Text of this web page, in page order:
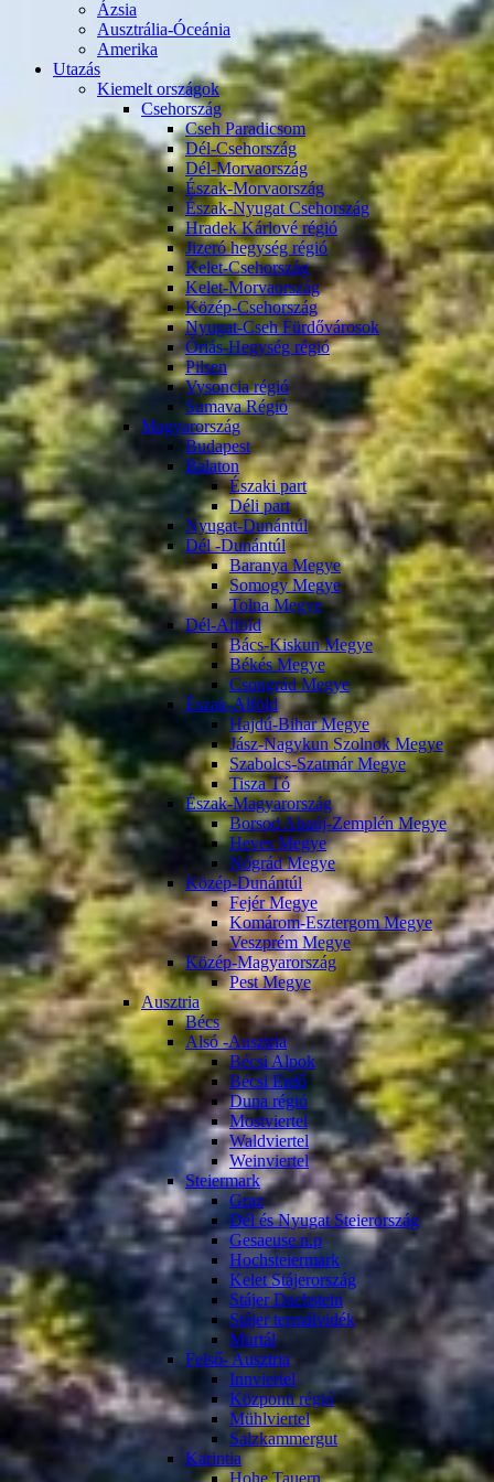
Ázsia
Ausztrália-Óceánia
Amerika
Utazás
Kiemelt országok
Csehország
Cseh Paradicsom
Dél-Csehország
Dél-Morvaország
Észak-Morvaország
Észak-Nyugat Csehország
Hradek Kárlové régió
Jizeró hegység régió
Kelet-Csehország
Kelet-Morvaország
Közép-Csehország
Nyugat-Cseh Fürdővárosok
Óriás-Hegység régió
Pilsen
Vysoncia régió
Sumava Régió
Magyarország
Budapest
Balaton
Északi part
Déli part
Nyugat-Dunántúl
Dél -Dunántúl
Baranya Megye
Somogy Megye
Tolna Megye
Dél-Alföld
Bács-Kiskun Megye
Békés Megye
Csongrád Megye
Észak-Alföld
Hajdú-Bihar Megye
Jász-Nagykun Szolnok Megye
Szabolcs-Szatmár Megye
Tisza Tó
Észak-Magyarország
Borsod Abaúj-Zemplén Megye
Heves Megye
Nógrád Megye
Közép-Dunántúl
Fejér Megye
Komárom-Esztergom Megye
Veszprém Megye
Közép-Magyarország
Pest Megye
Ausztria
Bécs
Alsó -Ausztria
Bécsi Alpok
Bécsi Erdő
Duna régió
Mostviertel
Waldviertel
Weinviertel
Steiermark
Graz
Dél és Nyugat Steierország
Gesaeuse n.p
Hochsteiermark
Kelet Stájerország
Stájer Dachstein
Stájer termálvidék
Murtál
Felső- Ausztria
Innviertel
Központi régió
Mühlviertel
Salzkammergut
Karintia
Hohe Tauern